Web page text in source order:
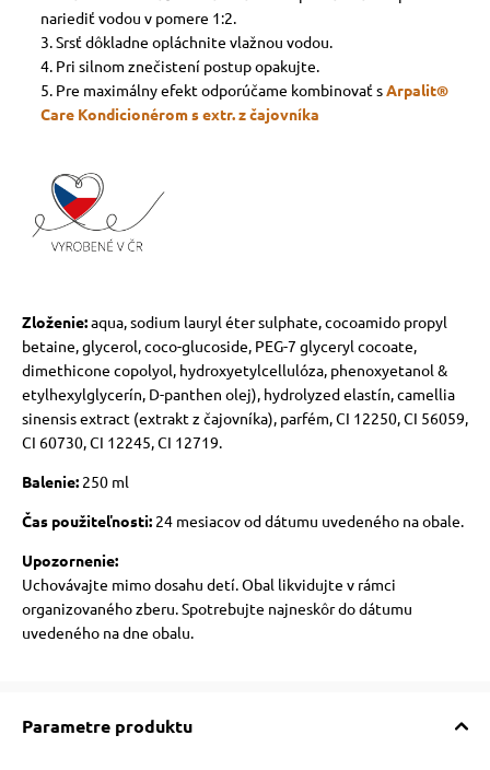
nariediť vodou v pomere 1:2.
Srsť dôkladne opláchnite vlažnou vodou.
Pri silnom znečistení postup opakujte.
Pre maximálny efekt odporúčame kombinovať sArpalit®
Care Kondicionérom s extr. z čajovníka
Zloženie:aqua, sodium lauryl éter sulphate, cocoamido propyl
betaine, glycerol, coco-glucoside, PEG-7 glyceryl cocoate,
dimethicone copolyol, hydroxyetylcellulóza, phenoxyetanol &
etylhexylglycerín, D-panthen olej), hydrolyzed elastín, camellia
sinensis extract (extrakt z čajovníka), parfém, CI 12250, CI 56059,
CI 60730, CI 12245, CI 12719.
Balenie:250 ml
Čas použiteľnosti:24 mesiacov od dátumu uvedeného na obale.
Upozornenie:
Uchovávajte mimo dosahu detí. Obal likvidujte v rámci
organizovaného zberu. Spotrebujte najneskôr do dátumu
uvedeného na dne obalu.
Parametre produktu